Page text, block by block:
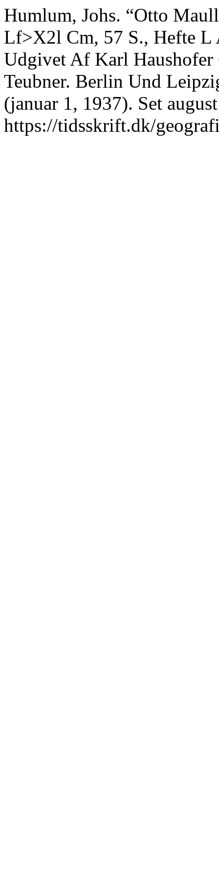
Humlum, Johs. “Otto
Lf>X2l Cm, 57 S., Hefte L
Udgivet Af Karl
Teubner. Berlin Und
(januar 1, 1937). Set
https://tidsskrift.dk/